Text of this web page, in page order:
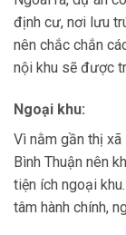
định cư, nơi lưu
nên chắc chắn
nội khu sẽ được
Ngoại khu:
Vì nằm gần thị xã
Bình Thuận nên
tiện ích ngoại
tâm hành chính,